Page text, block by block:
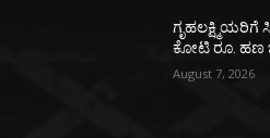
ಗೃಹಲಕ್ಷ್ಮಿಯರಿಗೆ
ಕೋಟಿ ರೂ. ಹಣ
August 7, 2026